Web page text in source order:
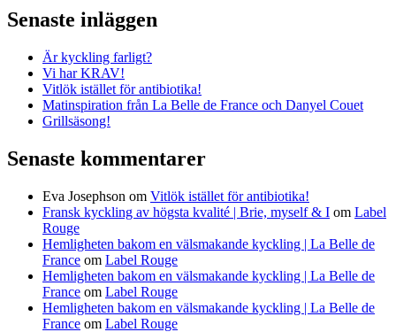
Senaste inläggen
Är kyckling farligt?
Vi har KRAV!
Vitlök istället för antibiotika!
Matinspiration från La Belle de France och Danyel Couet
Grillsäsong!
Senaste kommentarer
Eva Josephson om Vitlök istället för antibiotika!
Fransk kyckling av högsta kvalité | Brie, myself & I om Label
Rouge
Hemligheten bakom en välsmakande kyckling | La Belle de
France om Label Rouge
Hemligheten bakom en välsmakande kyckling | La Belle de
France om Label Rouge
Hemligheten bakom en välsmakande kyckling | La Belle de
France om Label Rouge